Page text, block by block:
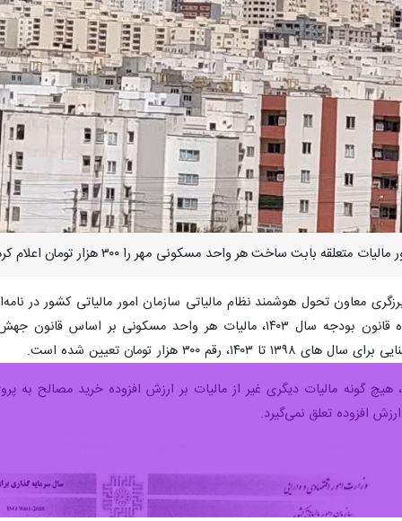
بابت ساخت هر واحد مسکونی مهر را ۳۰۰ هزار تومان اعلام کرد.
۳۰۰ هزار تومان تعیین شده است.
هیچ گونه مالیات دیگری غیر از مالیات بر ارزش افزوده خرید مصالح
افزوده تعلق نمی‌گیرد.